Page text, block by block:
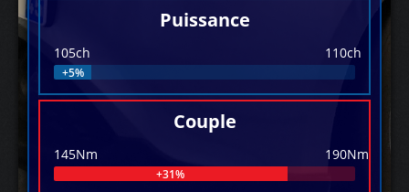
Puissance
105ch 110ch
+5%
Couple
145Nm 190Nm
+31%